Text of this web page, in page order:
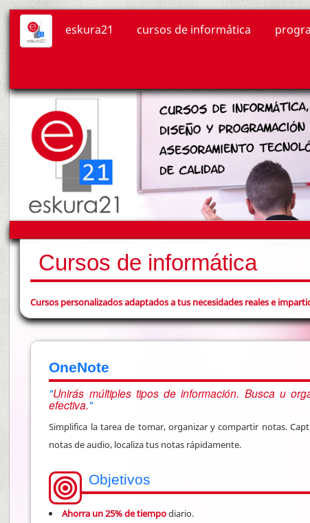
eskura21 cursos de informática
Cursos de informática
Cursos personalizados adaptados a tus necesidades reales e
OneNote
Unirás múltiples tipos de información. Busca u
efectiva.
Simplifica la tarea de tomar, organizar y compartir notas.
notas de audio, localiza tus notas rápidamente.
Objetivos
Ahorra un 25% de tiempodiario.